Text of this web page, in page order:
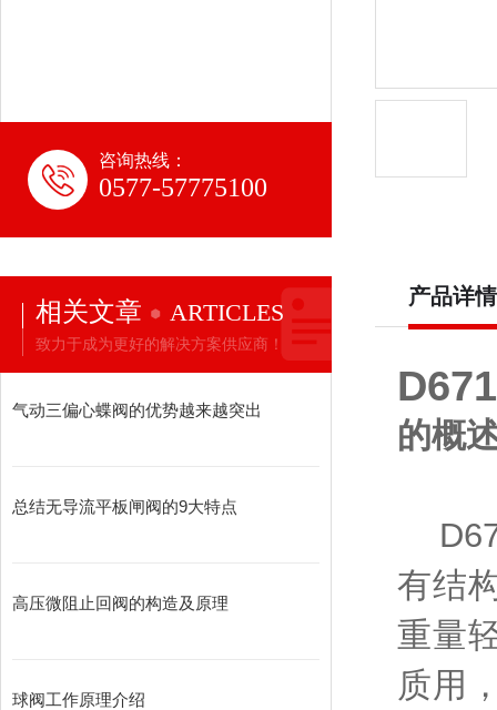
咨询热线：
0577-57775100
相关文章 ARTICLES
致力于成为更好的解决方案供应商！
气动三偏心蝶阀的优势越来越突出
总结无导流平板闸阀的9大特点
高压微阻止回阀的构造及原理
球阀工作原理介绍
产品详情
的概
有结
重量
质用